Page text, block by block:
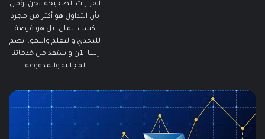
القرارات الصحيحة. نحن نؤمن
بأن التداول هو أكثر من مجرد
كسب المال، بل هو فرصة
للتحدي والتعلم والنمو. انضم
إلينا الآن واستفد من خدماتنا
المجانية والمدفوعة.
مطالبات
البطالة
في
الولايات